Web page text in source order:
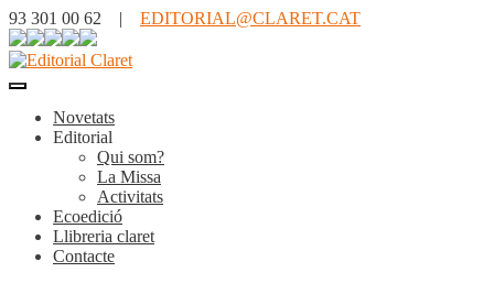
93 301 00 62 | EDITORIAL@CLARET.CAT
Novetats
Editorial
Qui som?
La Missa
Activitats
Ecoedició
Llibreria claret
Contacte